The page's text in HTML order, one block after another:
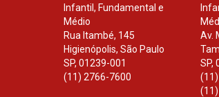
Infantil, Fundamental e
Médio
Rua Itambé, 145
Higienópolis, São Paulo
SP, 01239-001
(11) 2766-7600
Av.
SP,